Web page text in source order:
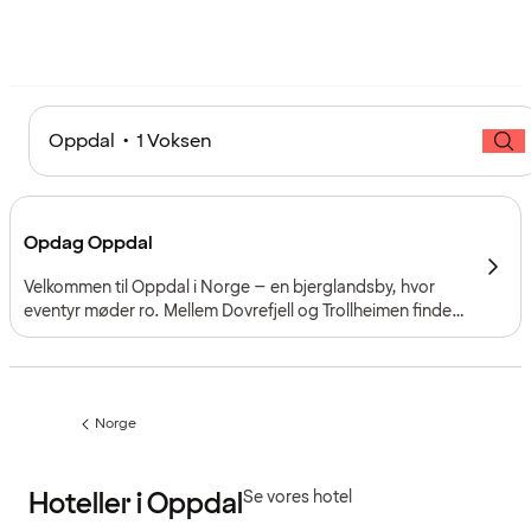
Oppdal • 1 Voksen
Opdag Oppdal
Velkommen til Oppdal i Norge – en bjerglandsby, hvor
eventyr møder ro. Mellem Dovrefjell og Trollheimen finder
du et levende rejsemål med storslået natur, ægte
Forrige
Norge
Hoteller i OppdalSe vores hotel